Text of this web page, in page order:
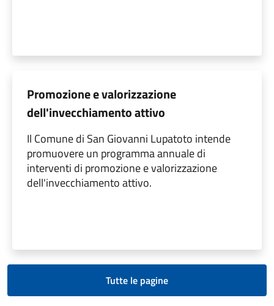
Promozione e valorizzazione
dell'invecchiamento attivo
Il Comune di San Giovanni Lupatoto intende
promuovere un programma annuale di
interventi di promozione e valorizzazione
dell'invecchiamento attivo.
Tutte le pagine